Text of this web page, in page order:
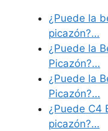
¿Puede la
picazón?…
¿Puede la
Picazón?…
¿Puede la
Picazón?…
¿Puede C4
picazón?…